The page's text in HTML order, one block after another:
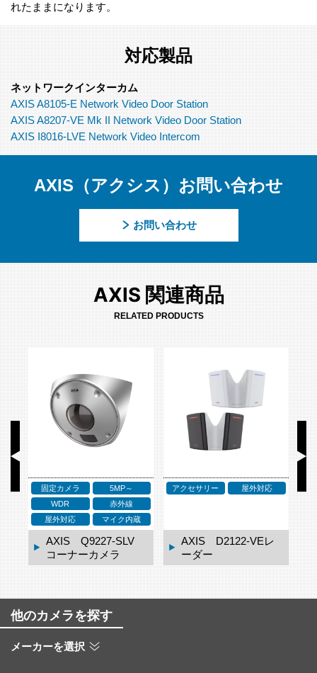
れたままになります。
対応製品
ネットワークインターカム
AXIS A8105-E Network Video Door Station
AXIS A8207-VE Mk II Network Video Door Station
AXIS I8016-LVE Network Video Intercom
AXIS（アクシス）お問い合わせ
お問い合わせ
AXIS 関連商品
RELATED PRODUCTS
固定カメラ
5MP～
WDR
赤外線
屋外対応
マイク内蔵
AXIS Q9227-SLV
コーナーカメラ
アクセサリー 屋外対応
AXIS D2122-VEレ
ーダー
ア
ネ
他のカメラを探す
メーカーを選択